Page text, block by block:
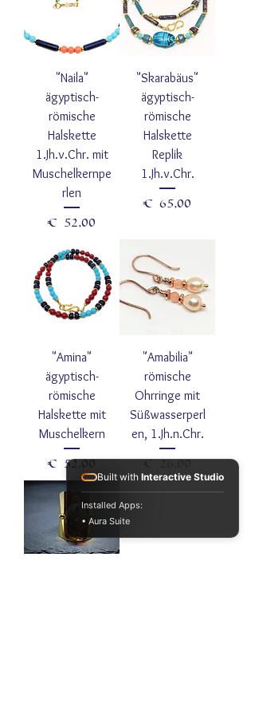
"Naila"
ägyptisch-
römische
Halskette
1.Jh.v.Chr. mit
Muschelkernpe
rlen
Preis
€ 52,00
"Skarabäus"
ägyptisch-
römische
Halskette
Replik
1.Jh.v.Chr.
Preis
€ 65,00
"Amina"
ägyptisch-
römische
Halskette mit
Muschelkern
Preis
€ 52,00
"Amabilia"
römische
Ohrringe mit
Süßwasserperl
en, 1.Jh.n.Chr.
Built with Interactive Studio
Installed Apps:
• Aura Suite